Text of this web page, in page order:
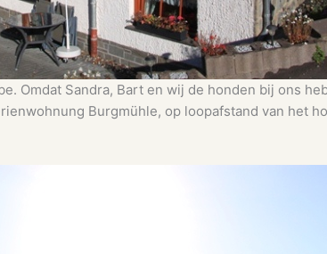
Omdat Sandra, Bart en wij de honden bij ons
Burgmühle, op loopafstand van het